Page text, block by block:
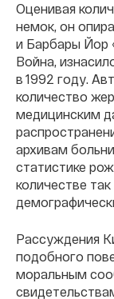
Оценивая
немок, он
и Барбары Йор
Война,
в 1992 году.
количество
медицинским
архивам
статистике
количестве
Рассуждения
подобного
моральным